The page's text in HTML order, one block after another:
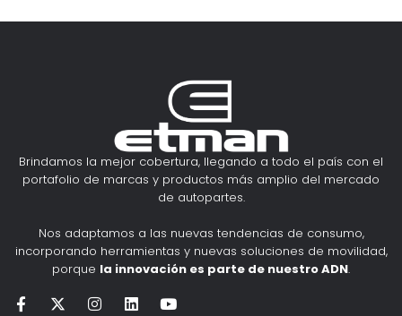
Brindamos la mejor cobertura, llegando a todo el país con el
portafolio de marcas y productos más amplio del mercado
de autopartes.
Nos adaptamos a las nuevas tendencias de consumo,
incorporando herramientas y nuevas soluciones de movilidad,
porque la innovación es parte de nuestro ADN.